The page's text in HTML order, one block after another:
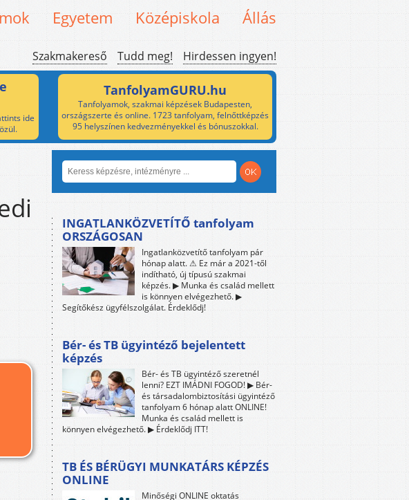
Egyetem Középiskola Állás
Szakmakereső Tudd meg! Hirdessen ingyen!
ide
TanfolyamGURU.hu
Tanfolyamok, szakmai képzések Budapesten,
országszerte és online. 1723 tanfolyam, felnőttképzés
95 helyszínen kedvezményekkel és bónuszokkal.
INGATLANKÖZVETÍTŐ tanfolyam
ORSZÁGOSAN
Ingatlanközvetítő tanfolyam pár
hónap alatt. ⚠ Ez már a 2021-től
indítható, új típusú szakmai
képzés. ▶ Munka és család mellett
is könnyen elvégezhető. ▶
Segítőkész ügyfélszolgálat. Érdeklődj!
Bér- és TB ügyintéző bejelentett
képzés
Bér- és TB ügyintéző szeretnél
lenni? EZT IMÁDNI FOGOD! ▶ Bér-
és társadalombiztosítási ügyintéző
tanfolyam 6 hónap alatt ONLINE!
Munka és család mellett is
könnyen elvégezhető. ▶ Érdeklődj ITT!
TB ÉS BÉRÜGYI MUNKATÁRS KÉPZÉS
ONLINE
Minőségi ONLINE oktatás